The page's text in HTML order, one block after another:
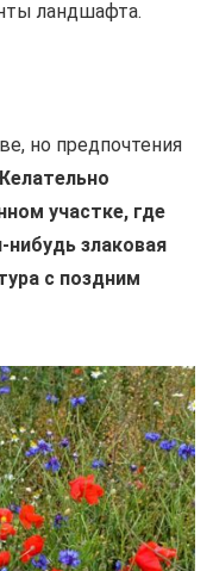
ландшафта.
но предпочтения
участке, где
нибудь злаковая
с поздним